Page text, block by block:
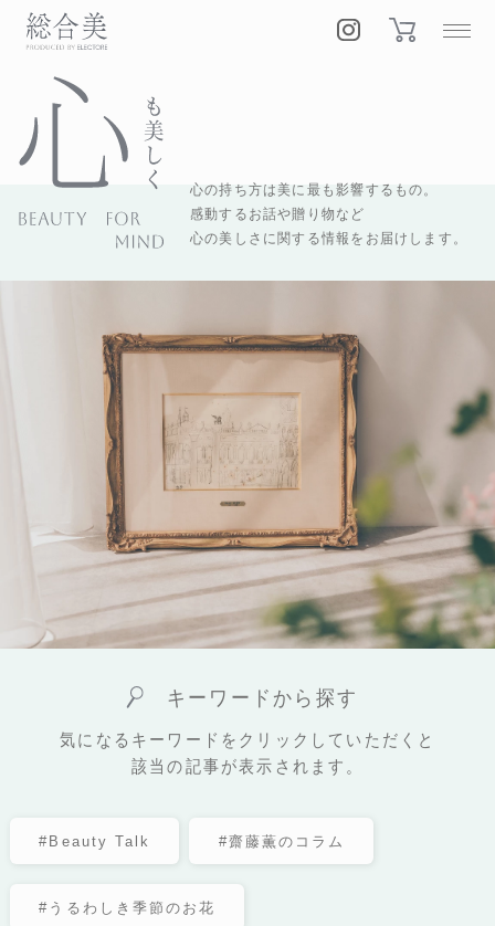
心の持ち方は美に最も影響するもの。
感動するお話や贈り物など
心の美しさに関する情報をお届けします。
キーワードから探す
気になるキーワードをクリックしていただくと
該当の記事が表示されます。
#Beauty Talk #齋藤薫のコラム
#うるわしき季節のお花